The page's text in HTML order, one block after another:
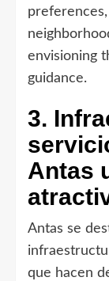
envisioning
guidance.
3.
Antas
Antas se
que hacen